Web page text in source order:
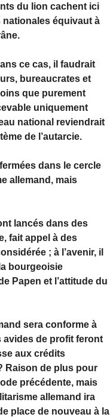
du lion cachent ici
équivaut à
ce cas, il faudrait
bureaucrates et
que purement
uniquement
national reviendrait
de l’autarcie.
dans le cercle
allemand, mais
lancés dans des
fait appel à des
; à l’avenir, il
bourgeoisie
Papen et l’attitude du
sera conforme à
de profit feront
aux crédits
Raison de plus pour
précédente, mais
allemand ira
place de nouveau à la